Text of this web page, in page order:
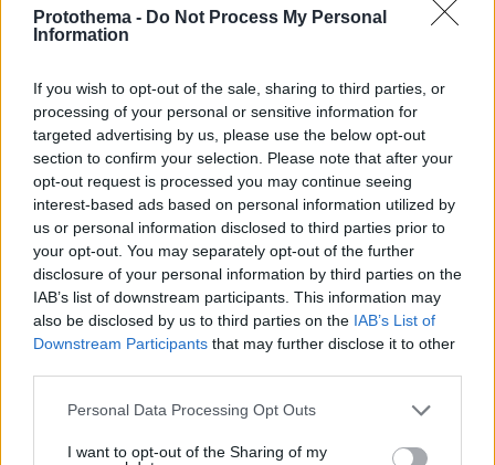
Protothema - Do Not Process My Personal
Information
If you wish to opt-out of the sale, sharing to third parties, or
processing of your personal or sensitive information for
targeted advertising by us, please use the below opt-out
section to confirm your selection. Please note that after your
opt-out request is processed you may continue seeing
interest-based ads based on personal information utilized by
us or personal information disclosed to third parties prior to
your opt-out. You may separately opt-out of the further
disclosure of your personal information by third parties on the
IAB’s list of downstream participants. This information may
also be disclosed by us to third parties on the IAB’s List of
Downstream Participants that may further disclose it to other
Please note that this website/app uses one or more Google
not limited to your visit or usage behaviour. You may click to
Personal Data Processing Opt Outs
I want to opt-out of the Sharing of my
Μυστήριο 3.500 ετών στη Σαντορίνη: Ο 15χρονος
που δεν πρόλαβε να ξεφύγει από το τσουνάμι
μπορεί ν' αλλάξει τη χρονολογία της μεγάλης
έκρηξης
08.08.2026, 18:08